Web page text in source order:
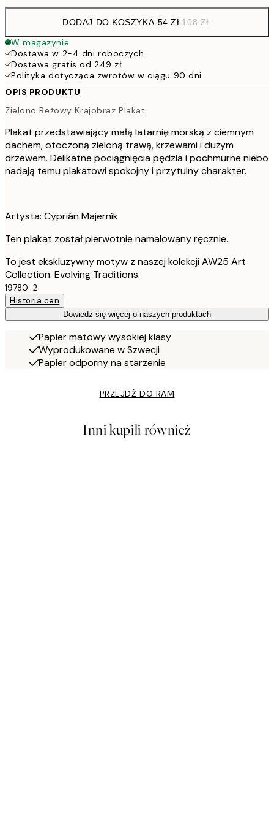
DODAJ DO KOSZYKA-54 ZŁ108 ZŁ
W magazynie
Dostawa w 2-4 dni roboczych
Dostawa gratis od 249 zł
Polityka dotycząca zwrotów w ciągu 90 dni
OPIS PRODUKTU
Zielono Beżowy Krajobraz Plakat
Plakat przedstawiający małą latarnię morską z ciemnym
dachem, otoczoną zieloną trawą, krzewami i dużym
drzewem. Delikatne pociągnięcia pędzla i pochmurne niebo
nadają temu plakatowi spokojny i przytulny charakter.
Artysta: Cyprián Majerník
Ten plakat został pierwotnie namalowany ręcznie.
To jest ekskluzywny motyw z naszej kolekcji AW25 Art
Collection: Evolving Traditions.
19780-2
Historia cen
Dowiedz się więcej o naszych produktach
Papier matowy wysokiej klasy
Wyprodukowane w Szwecji
Papier odporny na starzenie
PRZEJDŹ DO RAM
Inni kupili również